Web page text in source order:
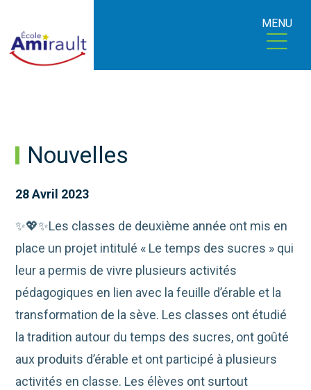
MENU
Nouvelles
28 Avril 2023
✨💖✨Les classes de deuxième année ont mis en
place un projet intitulé « Le temps des sucres » qui
leur a permis de vivre plusieurs activités
pédagogiques en lien avec la feuille d’érable et la
transformation de la sève. Les classes ont étudié
la tradition autour du temps des sucres, ont goûté
aux produits d’érable et ont participé à plusieurs
activités en classe. Les élèves ont surtout